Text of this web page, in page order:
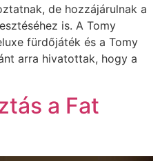
de hozzájárulnak a
is. A Tomy
fürdőjáték és a Tomy
arra hivatottak, hogy a
a Fat